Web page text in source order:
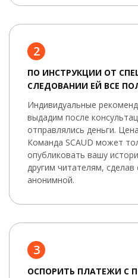
2
ПО ИНСТРУКЦИИ ОТ
СЛЕДОВАНИИ ЕЙ ВСЕ
Индивидуальные
выдадим после
отправлялись деньги.
Команда SCAUD может
опубликовать вашу
другим читателям,
анонимной.
3
ОСПОРИТЬ ПЛАТЕЖИ С